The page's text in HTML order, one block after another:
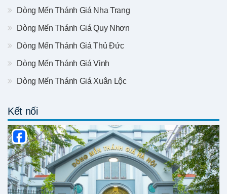
Dòng Mến Thánh Giá Nha Trang
Dòng Mến Thánh Giá Quy Nhơn
Dòng Mến Thánh Giá Thủ Đức
Dòng Mến Thánh Giá Vinh
Dòng Mến Thánh Giá Xuân Lộc
Kết nối